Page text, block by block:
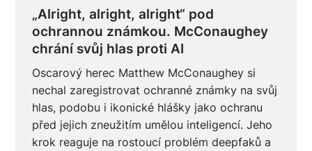
„Alright, alright, alright“ pod
ochrannou známkou. McConaughey
chrání svůj hlas proti AI
Oscarový herec Matthew McConaughey si
nechal zaregistrovat ochranné známky na svůj
hlas, podobu i ikonické hlášky jako ochranu
před jejich zneužitím umělou inteligencí. Jeho
krok reaguje na rostoucí problém deepfaků a